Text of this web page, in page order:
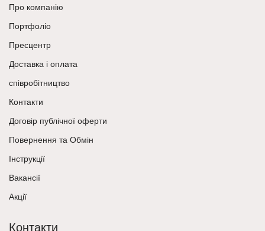
Про компанію
Портфоліо
Пресцентр
Доставка і оплата
співробітництво
Контакти
Договір публічної оферти
Повернення та Обмін
Інструкції
Вакансії
Акції
Контакти